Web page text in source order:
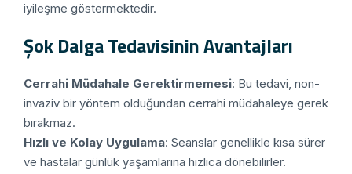
iyileşme göstermektedir.
Şok Dalga Tedavisinin Avantajları
Cerrahi Müdahale Gerektirmemesi: Bu tedavi, non-
invaziv bir yöntem olduğundan cerrahi müdahaleye gerek
bırakmaz.
Hızlı ve Kolay Uygulama: Seanslar genellikle kısa sürer
ve hastalar günlük yaşamlarına hızlıca dönebilirler.